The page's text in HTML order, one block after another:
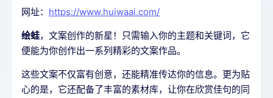
网址： https://www.huiwaai.com/
绘蛙，文案创作的新星！只需输入你的主题和关键词，它
便能为你创作出一系列精彩的文案作品。
这些文案不仅富有创意，还能精准传达你的信息。更为贴
心的是，它还配备了丰富的素材库，让你在欣赏佳句的同